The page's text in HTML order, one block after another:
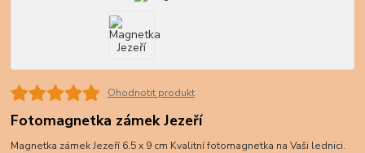
Ohodnotit produkt
Fotomagnetka zámek Jezeří
Magnetka zámek Jezeří 6.5 x 9 cm Kvalitní fotomagnetka na Vaši lednici.